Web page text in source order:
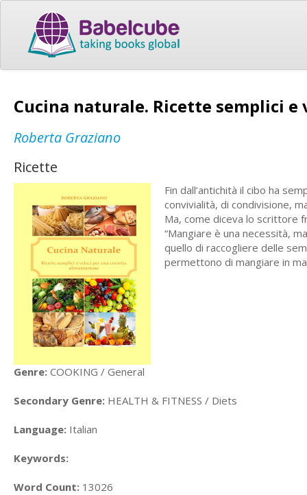
Cucina naturale. Ricette semplici
Roberta Graziano
Ricette
Fin dall’antichità il cibo ha
convivialità, di condivisione,
Ma, come diceva lo scrittore
“Mangiare è una necessità,
quello di raccogliere delle
permettono di mangiare in
Genre: COOKING / General
Secondary Genre: HEALTH & FITNESS / Diets
Language: Italian
Keywords:
Word Count: 13026